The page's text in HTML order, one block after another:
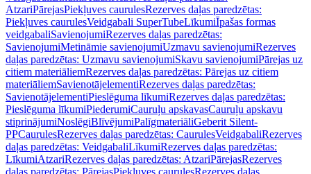
AtzariPārejasPiekļuves caurulesRezerves daļas paredzētas:
Piekļuves caurulesVeidgabali SuperTubeLīkumiĪpašas formas
veidgabaliSavienojumiRezerves daļas paredzētas:
SavienojumiMetināmie savienojumiUzmavu savienojumiRezerves
daļas paredzētas: Uzmavu savienojumiSkavu savienojumiPārejas uz
citiem materiāliemRezerves daļas paredzētas: Pārejas uz citiem
materiāliemSavienotājelementiRezerves daļas paredzētas:
SavienotājelementiPieslēguma līkumiRezerves daļas paredzētas:
Pieslēguma līkumiPiederumiCauruļu apskavasCauruļu apskavu
stiprinājumiNoslēgiBlīvējumiPalīgmateriāliGeberit Silent-
PPCaurulesRezerves daļas paredzētas: CaurulesVeidgabaliRezerves
daļas paredzētas: VeidgabaliLīkumiRezerves daļas paredzētas:
LīkumiAtzariRezerves daļas paredzētas: AtzariPārejasRezerves
daļas paredzētas: PārejasPiekļuves caurulesRezerves daļas